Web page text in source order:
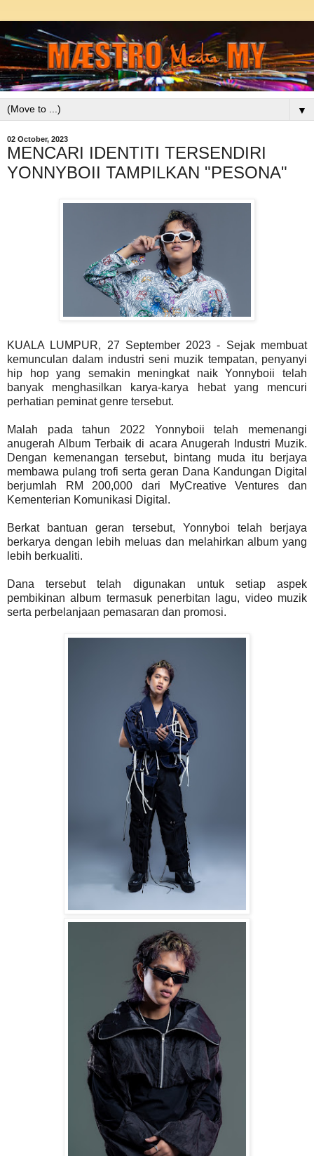
▼
02 October, 2023
MENCARI IDENTITI TERSENDIRI
YONNYBOII TAMPILKAN "PESONA"
KUALA LUMPUR, 27 September 2023 - Sejak membuat
kemunculan dalam industri seni muzik tempatan, penyanyi
hip hop yang semakin meningkat naik Yonnyboii telah
banyak menghasilkan karya-karya hebat yang mencuri
perhatian peminat genre tersebut.
Malah pada tahun 2022 Yonnyboii telah memenangi
anugerah Album Terbaik di acara Anugerah Industri Muzik.
Dengan kemenangan tersebut, bintang muda itu berjaya
membawa pulang trofi serta geran Dana Kandungan Digital
berjumlah RM 200,000 dari MyCreative Ventures dan
Kementerian Komunikasi Digital.
Berkat bantuan geran tersebut, Yonnyboi telah berjaya
berkarya dengan lebih meluas dan melahirkan album yang
lebih berkualiti.
Dana tersebut telah digunakan untuk setiap aspek
pembikinan album termasuk penerbitan lagu, video muzik
serta perbelanjaan pemasaran dan promosi.